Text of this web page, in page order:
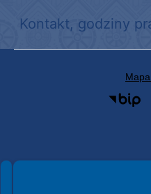
Kontakt, godziny
Spełniamy standardy WCAG 2.2
Spełniamy standardy W3C